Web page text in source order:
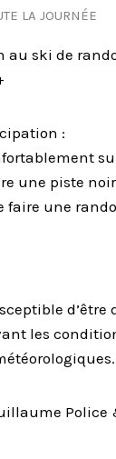
LA JOURNÉE
au ski de
:
une piste
faire une
d’être
les
Police